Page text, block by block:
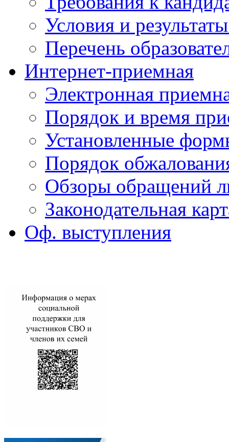
Условия и
Перечень
Интернет-приемная
Электронная
Порядок и время
Установленные
Порядок
Обзоры обращений
Законодательная
Оф. выступления